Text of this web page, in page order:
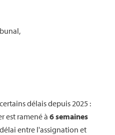
délais depuis 2025 :
est ramené à 6 semaines
entre l'assignation et